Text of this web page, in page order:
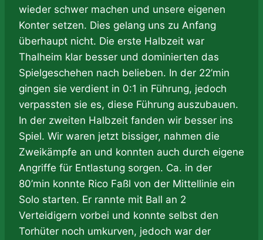
wieder schwer machen und unsere eigenen
Konter setzen. Dies gelang uns zu Anfang
überhaupt nicht. Die erste Halbzeit war
Thalheim klar besser und dominierten das
Spielgeschehen nach belieben. In der 22’min
gingen sie verdient in 0:1 in Führung, jedoch
verpassten sie es, diese Führung auszubauen.
In der zweiten Halbzeit fanden wir besser ins
Spiel. Wir waren jetzt bissiger, nahmen die
Zweikämpfe an und konnten auch durch eigene
Angriffe für Entlastung sorgen. Ca. in der
80’min konnte Rico Faßl von der Mittellinie ein
Solo starten. Er rannte mit Ball an 2
Verteidigern vorbei und konnte selbst den
Torhüter noch umkurven, jedoch war der